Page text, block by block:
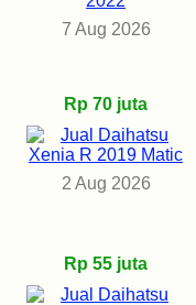
7 Aug 2026
Rp 70 juta
2 Aug 2026
Rp 55 juta